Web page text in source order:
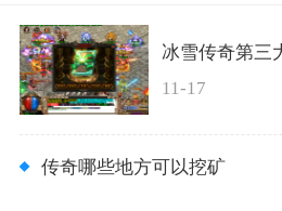
冰雪传奇第三
11-17
传奇哪些地方可以挖矿